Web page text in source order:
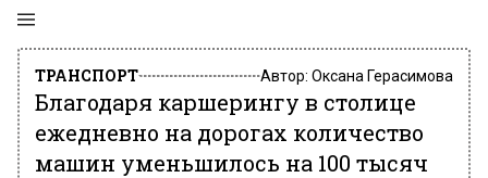
ТРАНСПОРТ Автор: Оксана Герасимова
Благодаря каршерингу в столице
ежедневно на дорогах количество
машин уменьшилось на 100 тысяч